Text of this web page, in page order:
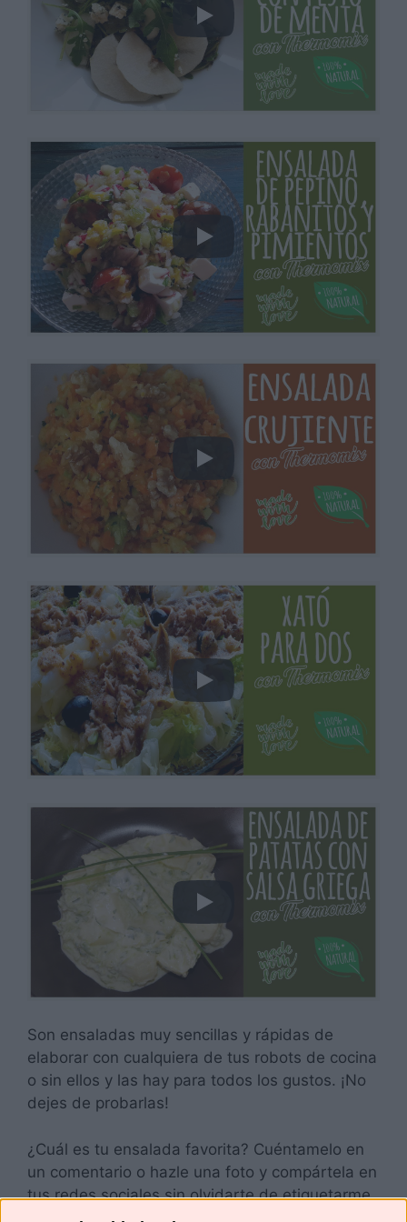
Son ensaladas muy sencillas y rápidas de
elaborar con cualquiera de tus robots de cocina
o sin ellos y las hay para todos los gustos. ¡No
dejes de probarlas!
¿Cuál es tu ensalada favorita? Cuéntamelo en
un comentario o hazle una foto y compártela en
tus redes sociales sin olvidarte de etiquetarme
para poder verla.